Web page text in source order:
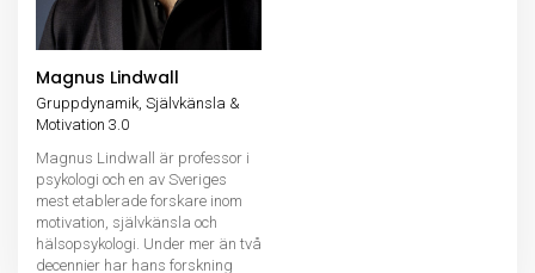
Magnus Lindwall
Gruppdynamik, Självkänsla &
Motivation 3.0
Magnus Lindwall är professor i
psykologi och en av Sveriges
mest etablerade forskare inom
motivation, självkänsla och
hälsopsykologi. Under mer än två
decennier har hans forskning